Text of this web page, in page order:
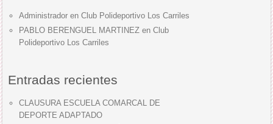
Administrador enClub Polideportivo Los Carriles
PABLO BERENGUEL MARTINEZ enClub
Polideportivo Los Carriles
Entradas recientes
CLAUSURA ESCUELA COMARCAL DE
DEPORTE ADAPTADO